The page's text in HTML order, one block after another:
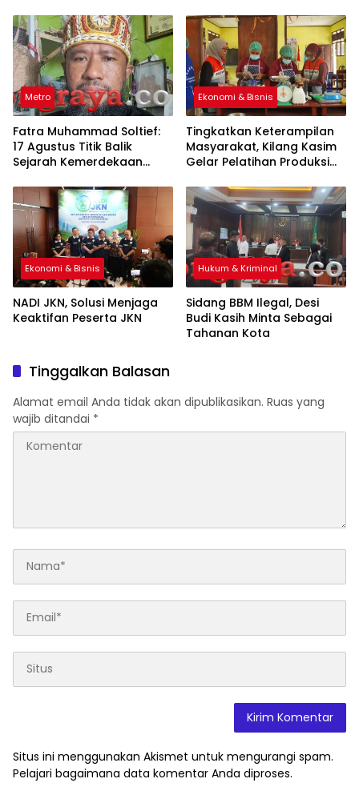
Metro
Fatra Muhammad Soltief:
17 Agustus Titik Balik
Sejarah Kemerdekaan
Ekonomi & Bisnis
Tingkatkan Keterampilan
Masyarakat, Kilang Kasim
Gelar Pelatihan Produksi
Ekonomi & Bisnis
NADI JKN, Solusi Menjaga
Keaktifan Peserta JKN
Hukum & Kriminal
Sidang BBM Ilegal, Desi
Budi Kasih Minta Sebagai
Tahanan Kota
Tinggalkan Balasan
Alamat email Anda tidak akan dipublikasikan. Ruas yang
wajib ditandai *
Situs ini menggunakan Akismet untuk mengurangi spam.
Pelajari bagaimana data komentar Anda diproses.